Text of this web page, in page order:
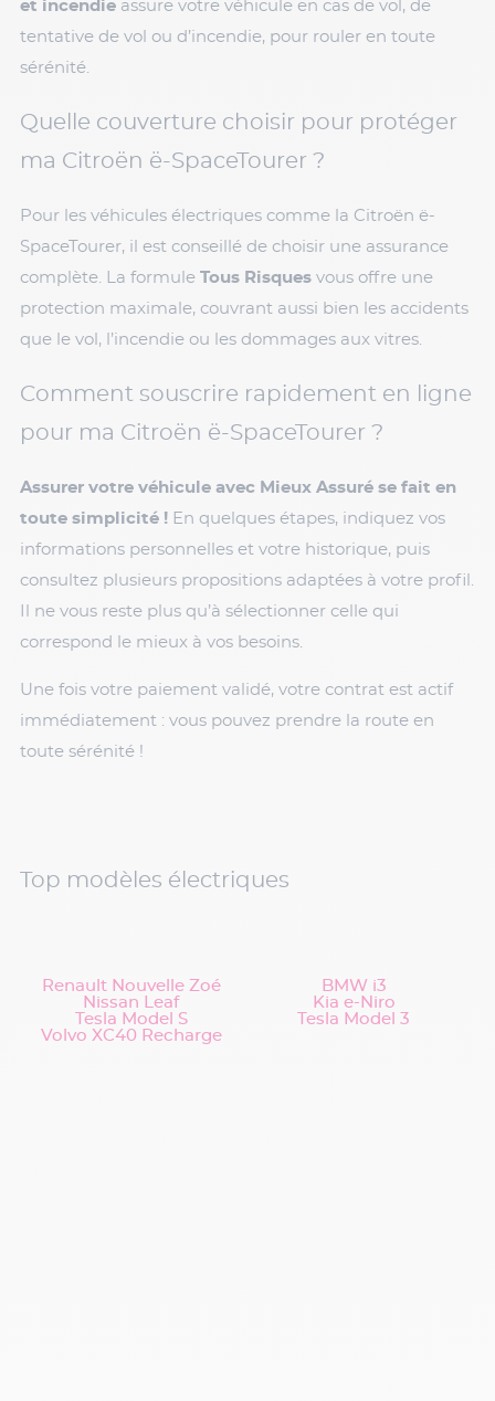
et incendie assure votre véhicule en cas de vol, de
tentative de vol ou d’incendie, pour rouler en toute
sérénité.
Quelle couverture choisir pour protéger
ma Citroën ë-SpaceTourer ?
Pour les véhicules électriques comme la Citroën ë-
SpaceTourer, il est conseillé de choisir une assurance
complète. La formule Tous Risques vous offre une
protection maximale, couvrant aussi bien les accidents
que le vol, l’incendie ou les dommages aux vitres.
Comment souscrire rapidement en ligne
pour ma Citroën ë-SpaceTourer ?
Assurer votre véhicule avec Mieux Assuré se fait en
toute simplicité ! En quelques étapes, indiquez vos
informations personnelles et votre historique, puis
consultez plusieurs propositions adaptées à votre profil.
Il ne vous reste plus qu’à sélectionner celle qui
correspond le mieux à vos besoins.
Une fois votre paiement validé, votre contrat est actif
immédiatement : vous pouvez prendre la route en
toute sérénité !
Top modèles électriques
Renault Nouvelle Zoé
BMW i3
Nissan Leaf
Kia e-Niro
Tesla Model S
Tesla Model 3
Volvo XC40 Recharge